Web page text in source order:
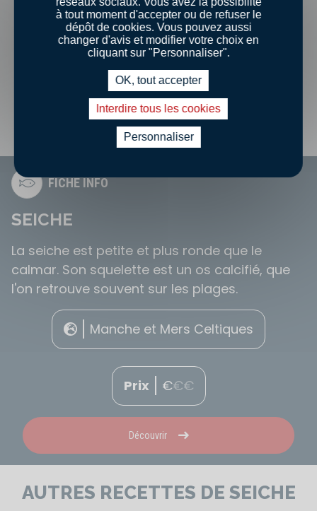
FICHE INFO
SEICHE
La seiche est petite et plus ronde que le
calmar. Son squelette est un os calcifié, que
l'on retrouve souvent sur les plages.
Manche et Mers Celtiques
Prix €€€
Découvrir
AUTRES RECETTES DE SEICHE
à tout moment d'accepter ou de refuser le
dépôt de cookies. Vous pouvez aussi
changer d'avis et modifier votre choix en
cliquant sur "Personnaliser".
OK, tout accepter
Interdire tous les cookies
Personnaliser